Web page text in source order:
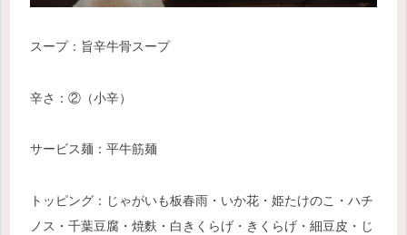
スープ：旨辛牛骨スープ
辛さ：②（小辛）
サービス麺：平牛筋麺
トッピング：じゃがいも板春雨・いか花・姫たけのこ・ハチ
ノス・千葉豆腐・焼麩・白きくらげ・きくらげ・細豆皮・じ